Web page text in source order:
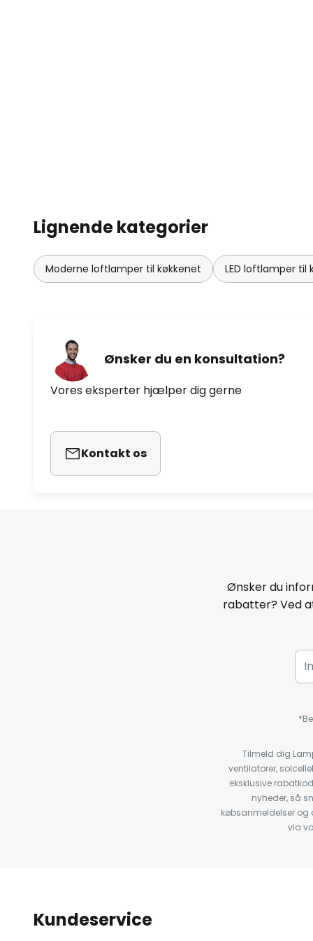
Lignende kategorier
Moderne loftlamper til køkkenet LED loftlamper til
Ønsker du en konsultation?
Vores eksperter hjælper dig gerne
Kontakt os
Ønsker du
rabatter? Ved
Tilmeld dig
ventilatorer,
eksklusive
nyheder, så
købsanmeldelser og
via
Kundeservice